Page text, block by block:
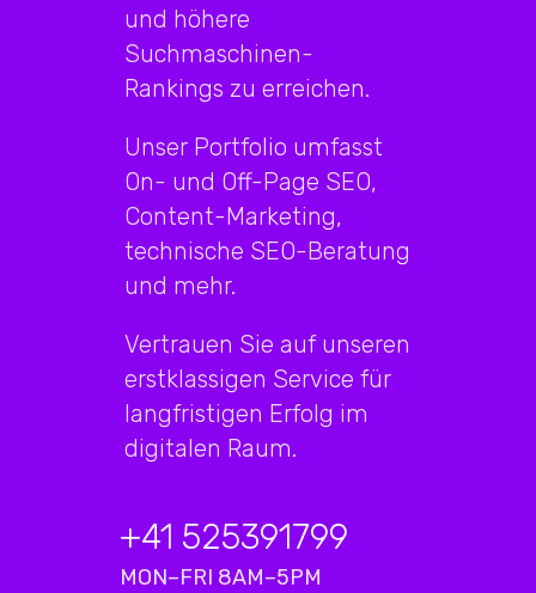
und höhere
Suchmaschinen-
Rankings zu erreichen.
Unser Portfolio umfasst
On- und Off-Page SEO,
Content-Marketing,
technische SEO-Beratung
und mehr.
Vertrauen Sie auf unseren
erstklassigen Service für
langfristigen Erfolg im
digitalen Raum.
+41 525391799
MON–FRI 8AM–5PM